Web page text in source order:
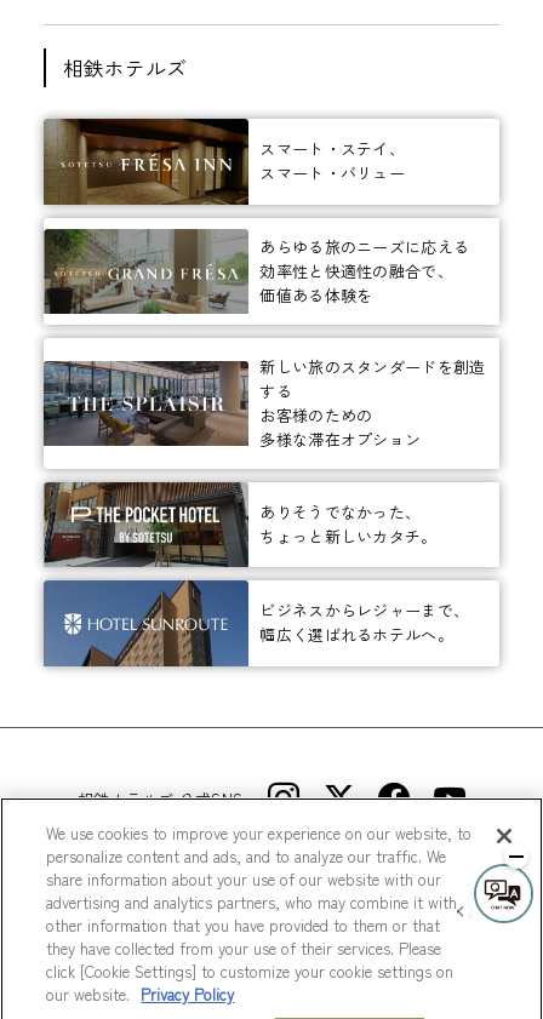
相鉄ホテルズ
スマート・ステイ、
スマート・バリュー
あらゆる旅のニーズに応える
効率性と快適性の融合で、
価値ある体験を
新しい旅のスタンダードを創造
する
お客様のための
多様な滞在オプション
ありそうでなかった、
ちょっと新しいカタチ。
ビジネスからレジャーまで、
幅広く選ばれるホテルへ。
相鉄ホテルズ 公式SNS
© Sotetsu Hotel Management CO., LTD.
We use cookies to improve your experience on our website, to
personalize content and ads, and to analyze our traffic. We
share information about your use of our website with our
advertising and analytics partners, who may combine it with
other information that you have provided to them or that
they have collected from your use of their services. Please
click [Cookie Settings] to customize your cookie settings on
our website. Privacy Policy